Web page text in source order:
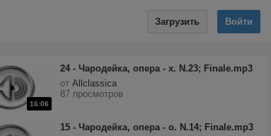
Загрузить Войти
16:06
24 - Чародейка, опера - x. N.23; Finale.mp3
отAllclassica
87 просмотров
15 - Чародейка, опера - o. N.14; Finale.mp3